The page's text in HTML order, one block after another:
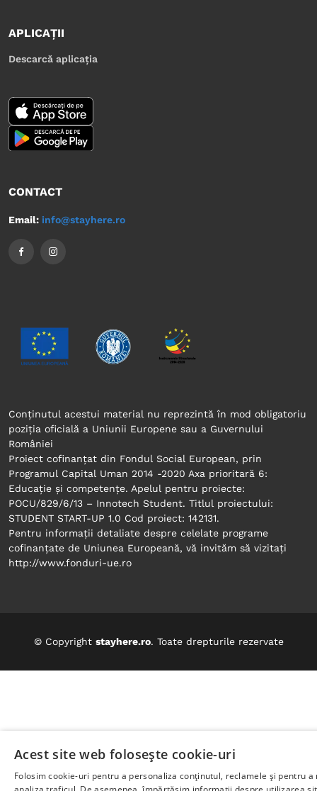
APLICAȚII
Descarcă aplicația
CONTACT
Email: info@stayhere.ro
Conținutul acestui material nu reprezintă în mod obligatoriu
poziția oficială a Uniunii Europene sau a Guvernului
României
Proiect cofinanțat din Fondul Social European, prin
Programul Capital Uman 2014 -2020 Axa prioritară 6:
Educație și competențe. Apelul pentru proiecte:
POCU/829/6/13 – Innotech Student. Titlul proiectului:
STUDENT START-UP 1.0 Cod proiect: 142131.
Pentru informații detaliate despre celelate programe
cofinanțate de Uniunea Europeană, vă invităm să vizitați
© Copyright stayhere.ro. Toate drepturile rezervate
Acest site web folosește cookie-uri
Folosim cookie-uri pentru a personaliza conținutul, reclamele și pentru a